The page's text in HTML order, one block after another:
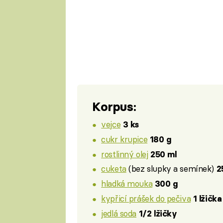
Korpus:
vejce 3 ks
cukr krupice 180 g
rostlinný olej 250 ml
cuketa(bez slupky a semínek)
hladká mouka 300 g
kypřicí prášek do pečiva 1 lžička
jedlá soda 1/2 lžičky